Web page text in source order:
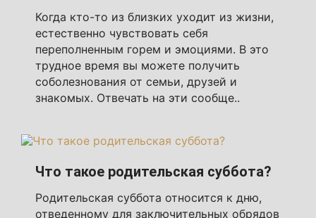
Когда кто-то из близких уходит из жизни,
естественно чувствовать себя
переполненным горем и эмоциями. В это
трудное время вы можете получить
соболезнования от семьи, друзей и
знакомых. Отвечать на эти сообще..
Что такое родительская суббота?
Родительская суббота относится к дню,
отведенному для заключительных обрядов